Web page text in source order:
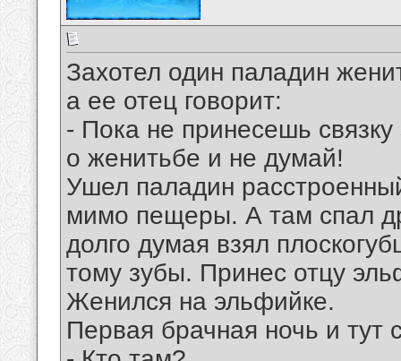
Захотел один паладин
а ее отец говорит:
- Пока не принесешь связку
о женитьбе и не думай!
Ушел паладин
мимо пещеры. А там спал
долго думая взял
тому зубы. Принес отцу
Женился на эльфийке.
Первая брачная ночь и тут